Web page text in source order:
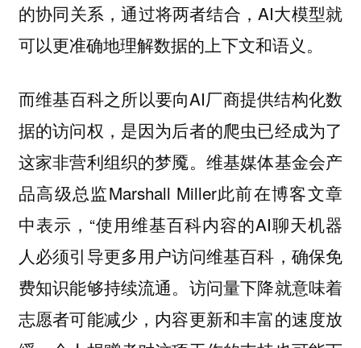
的协同关系，通过将两者结合，AI大模型就
可以更准确地理解数据的上下文和语义。
而维基百科之所以要向AI厂商提供结构化数
据的访问权，是因为后者的爬虫已经成为了
这家非营利组织的梦魇。维基媒体基金会产
品高级总监Marshall Miller此前在博客文章
中表示，“使用维基百科内容的AI聊天机器
人必须引导更多用户访问维基百科，确保免
费知识能够持续流通。访问量下降就意味着
志愿者可能减少，内容更新和丰富的速度放